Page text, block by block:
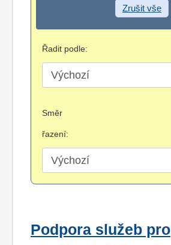
Zrušit vše
Řadit podle:
Směr
řazení:
Podpora služeb pro